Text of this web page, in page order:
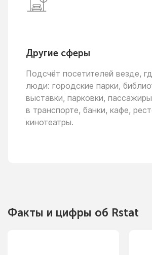
Другие сферы
Подсчёт посетителей везде,
люди: городские парки,
выставки, парковки, пассажиры
в транспорте, банки, кафе,
кинотеатры.
Факты и цифры об Rstat